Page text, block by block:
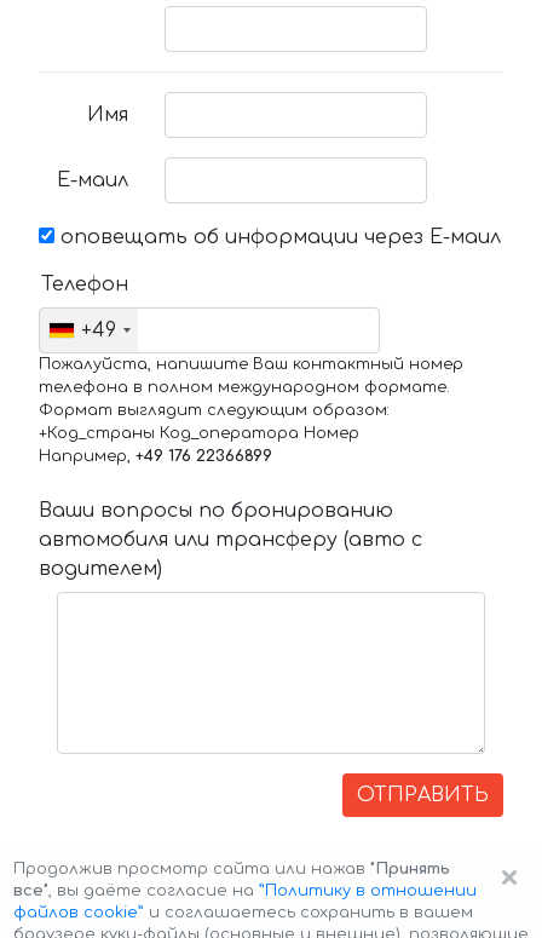
Имя
Е-маил
оповещать об информации через Е-маил
Телефон
+49
Пожалуйста, напишите Ваш контактный номер
телефона в полном международном формате.
Формат выглядит следующим образом:
+Код_страны Код_оператора Номер
Например, +49 176 22366899
Ваши вопросы по бронированию
автомобиля или трансферу (авто с
водителем)
ОТПРАВИТЬ
×
Продолжив просмотр сайта или нажав "Принять
все", вы даёте согласие на ”Политику в отношении
файлов cookie” и соглашаетесь сохранить в вашем
браузере куки-файлы (основные и внешние), позволяющие